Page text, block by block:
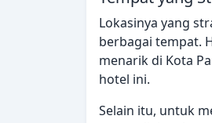
Lokasinya yang
berbagai tempat.
menarik di Kota
hotel ini.
Selain itu, untuk